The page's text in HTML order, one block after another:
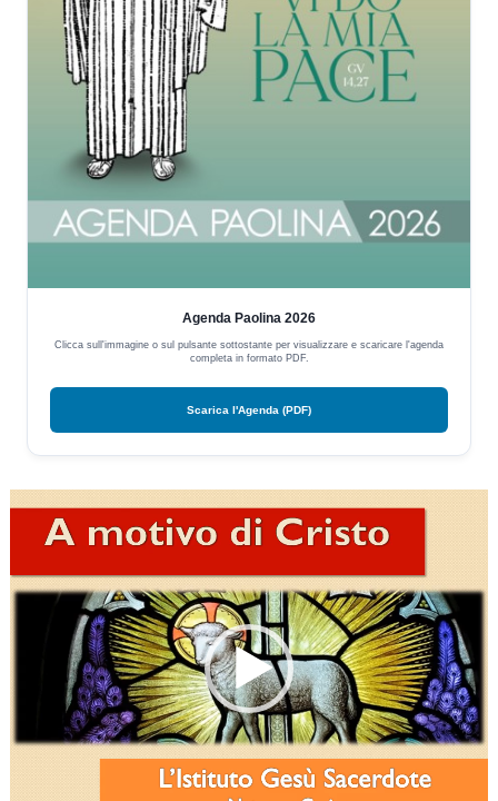
Agenda Paolina 2026
Clicca sull'immagine o sul pulsante sottostante per visualizzare e scaricare l'agenda
completa in formato PDF.
Scarica l'Agenda (PDF)
Player